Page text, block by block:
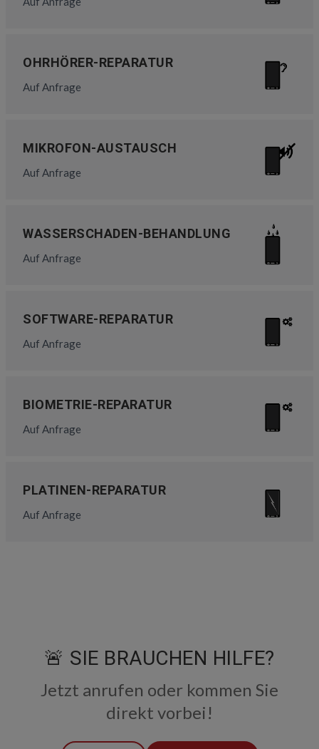
OHRHÖRER-REPARATUR
Auf Anfrage
MIKROFON-AUSTAUSCH
Auf Anfrage
WASSERSCHADEN-BEHANDLUNG
Auf Anfrage
SOFTWARE-REPARATUR
Auf Anfrage
BIOMETRIE-REPARATUR
Auf Anfrage
PLATINEN-REPARATUR
Auf Anfrage
🚨 SIE BRAUCHEN HILFE?
Jetzt anrufen oder kommen Sie
direkt vorbei!